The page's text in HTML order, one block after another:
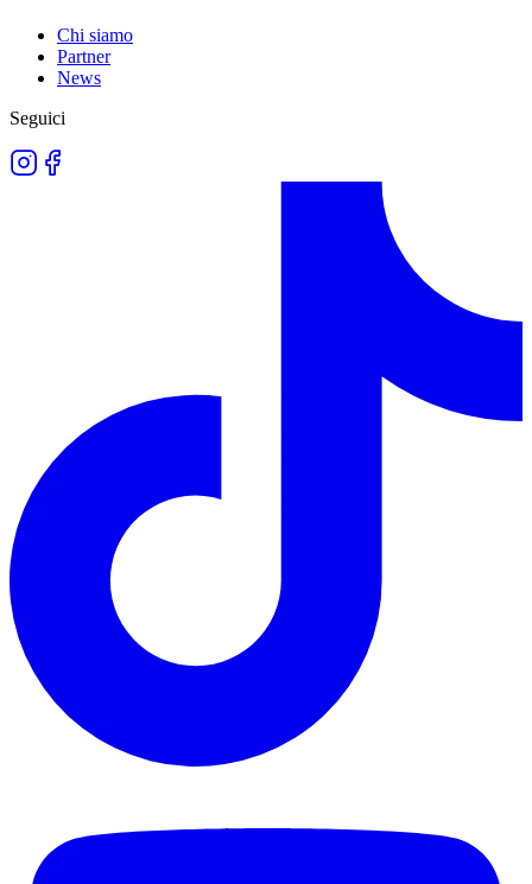
Chi siamo
Partner
News
Seguici